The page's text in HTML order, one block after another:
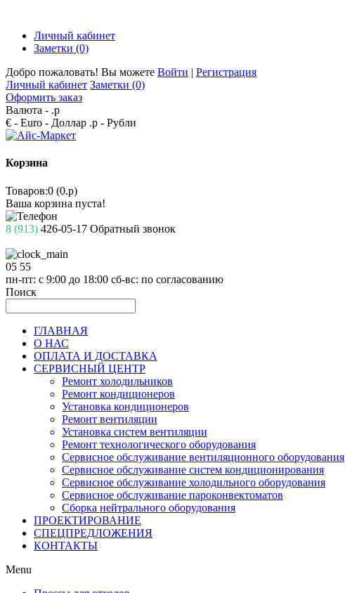
Личный кабинет
Заметки (0)
Добро пожаловать! Вы можете Войти | Регистрация
Личный кабинет Заметки (0)
Оформить заказ
Валюта - .р
€ - Euro - Доллар .р - Рубли
Корзина
Товаров:0 (0.р)
Ваша корзина пуста!
8 (913) 426-05-17 Обратный звонок
05 55
пн-пт: с 9:00 до 18:00 сб-вс: по согласованию
Поиск
ГЛАВНАЯ
О НАС
ОПЛАТА И ДОСТАВКА
СЕРВИСНЫЙ ЦЕНТР
Ремонт холодильников
Ремонт кондиционеров
Установка кондиционеров
Ремонт вентиляции
Установка систем вентиляции
Ремонт технологического оборудования
Cервисное обслуживание вентиляционного оборудования
Cервисное обслуживание систем кондиционирования
Cервисное обслуживание холодильного оборудования
Сервисное обслуживание пароконвектоматов
Сборка нейтрального оборудования
ПРОЕКТИРОВАНИЕ
СПЕЦПРЕДЛОЖЕНИЯ
КОНТАКТЫ
Menu